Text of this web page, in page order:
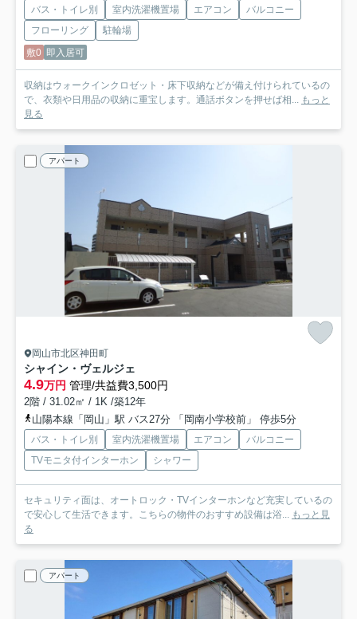
バス・トイレ別 室内洗濯機置場 エアコン
バルコニー
フローリング
駐輪場
敷0 即入居可
収納はウォークインクロゼット・床下収納などが備え付けられているの
で、衣類や日用品の収納に重宝します。通話ボタンを押せば相... もっと
見る
アパート
岡山市北区神田町
シャイン・ヴェルジェ
4.9万円 管理/共益費3,500円
2階 / 31.02㎡ / 1K /築12年
山陽本線「岡山」駅 バス27分 「岡南小学校前」 停歩5分
バス・トイレ別 室内洗濯機置場 エアコン
バルコニー
TVモニタ付インターホン
シャワー
セキュリティ面は、オートロック・TVインターホンなど充実しているの
で安心して生活できます。こちらの物件のおすすめ設備は浴... もっと見
る
アパート